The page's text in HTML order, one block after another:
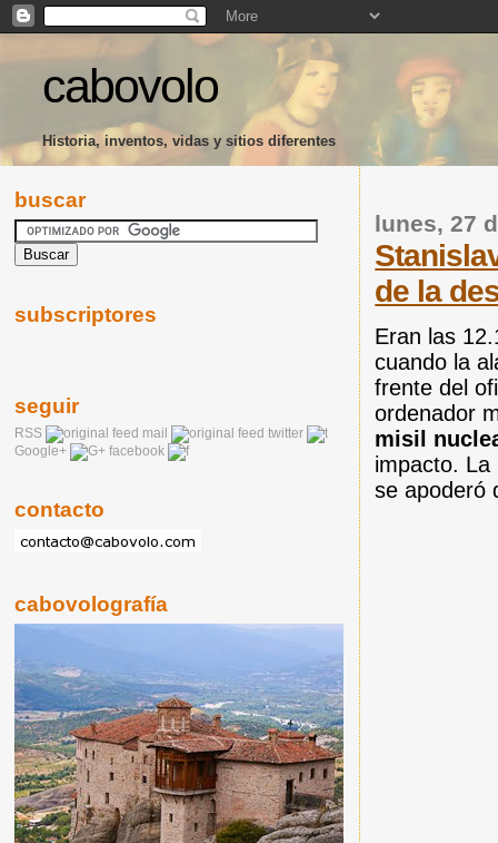
cabovolo
Historia, inventos, vidas y sitios diferentes
lunes, 27
de la
Eran las
cuando la
frente del
ordenador
misil
impacto. La
se apoderó
buscar
subscriptores
seguir
RSS mail
twitter
Google+
facebook
contacto
cabovolografía